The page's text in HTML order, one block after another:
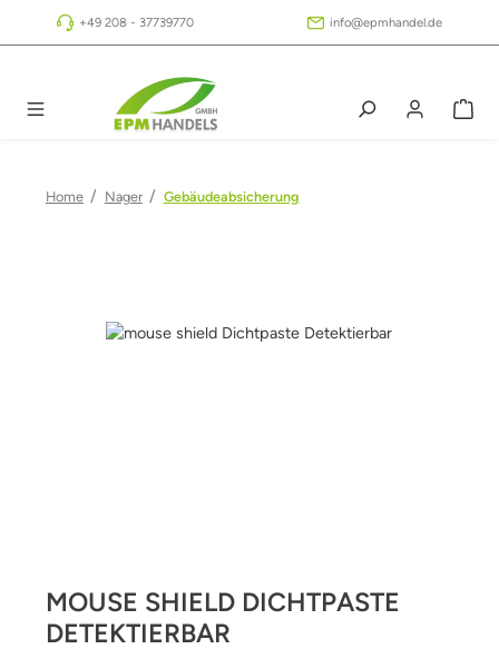
Zum Hauptinhalt springen
+49 208 - 37739770 info@epmhandel.de
Home / Nager / Gebäudeabsicherung
Bildergalerie überspringen
MOUSE SHIELD DICHTPASTE
DETEKTIERBAR